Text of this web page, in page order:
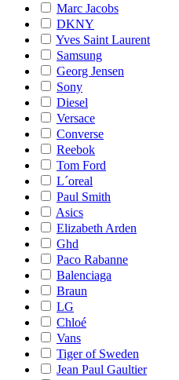
Marc Jacobs
DKNY
Yves Saint Laurent
Samsung
Georg Jensen
Sony
Diesel
Versace
Converse
Reebok
Tom Ford
L´oreal
Paul Smith
Asics
Elizabeth Arden
Ghd
Paco Rabanne
Balenciaga
Braun
LG
Chloé
Vans
Tiger of Sweden
Jean Paul Gaultier